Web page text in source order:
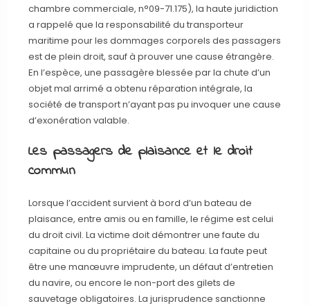
chambre commerciale, n°09-71.175), la haute juridiction
a rappelé que la responsabilité du transporteur
maritime pour les dommages corporels des passagers
est de plein droit, sauf à prouver une cause étrangère.
En l’espèce, une passagère blessée par la chute d’un
objet mal arrimé a obtenu réparation intégrale, la
société de transport n’ayant pas pu invoquer une cause
d’exonération valable.
Les passagers de plaisance et le droit
commun
Lorsque l’accident survient à bord d’un bateau de
plaisance, entre amis ou en famille, le régime est celui
du droit civil. La victime doit démontrer une faute du
capitaine ou du propriétaire du bateau. La faute peut
être une manœuvre imprudente, un défaut d’entretien
du navire, ou encore le non-port des gilets de
sauvetage obligatoires. La jurisprudence sanctionne